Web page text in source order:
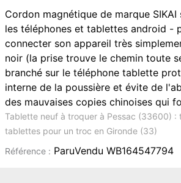
Cordon magnétique de marque
les téléphones et tablettes android -
connecter son appareil très
noir (la prise trouve le chemin toute
branché sur le téléphone tablette
interne de la poussière et évite de
des mauvaises copies chinoises qui
Tablette neuf à troquer à Pessac (33600) :
tablettes pour un troc en Gironde (33)
Référence : ParuVendu WB164547794